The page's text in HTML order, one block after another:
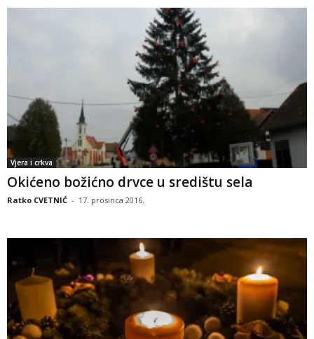
Vjera i crkva
Okićeno božićno drvce u središtu sela
Ratko CVETNIĆ - 17. prosinca 2016.